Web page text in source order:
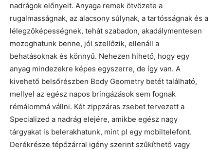
nadrágok előnyeit. Anyaga remek ötvözete a
rugalmasságnak, az alacsony súlynak, a tartósságnak és a
lélegzőképességnek, tehát szabadon, akadálymentesen
mozoghatunk benne, jól szellőzik, ellenáll a
behatásoknak és könnyű. Nehezen hihető, hogy egy
anyag mindezekre képes egyszerre, de így van. A
kivehető belsőrészben Body Geometry betét található,
mellyel az egész napos bringázások sem fognak
rémálommá vállni. Két zippzáras zsebet tervezett a
Specialized a nadrág elejére, amikbe egész nagy
tárgyakat is belerakhatunk, mint pl egy mobiltelefont.
Derékrésze tépőzárral igény szerint szűkíthető vagy